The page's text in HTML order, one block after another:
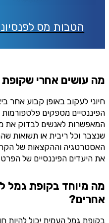
הטבות מס
מה עושים אחרי
חיוני לעקוב באופן קבוע אחר
הפיננסיים מספקים פלטפורמות
המאפשרות לאנשים לבדוק את
שנצבר וכל ריבית או תשואות
האסטרטגיה וההקצאות של
את היעדים הפיננסיים של הפרט
מה מיוחד בקופת גמל
אחרים?
בקופת גמל העמית יכול להיות